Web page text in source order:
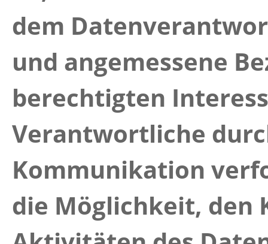
dem
und angemessene
berechtigten
Verantwortliche
Kommunikation
die Möglichkeit, den